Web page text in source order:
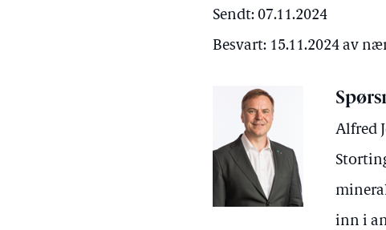
Sendt: 07.11.2024
Besvart: 15.11.2024 av
Alfred
inn i